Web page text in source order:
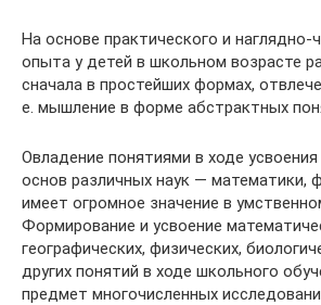
На основе практического и наглядно-
опыта у детей в школьном возрасте
сначала в простейших формах,
е. мышление в форме абстрактных
Овладение понятиями в ходе
основ различных наук — математики,
имеет огромное значение в
Формирование и усвоение
географических, физических,
других понятий в ходе школьного
предмет многочисленных